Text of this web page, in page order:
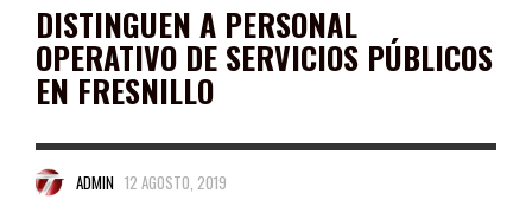
DISTINGUEN A PERSONAL
OPERATIVO DE SERVICIOS PÚBLICOS
EN FRESNILLO
ADMIN 12 AGOSTO, 2019